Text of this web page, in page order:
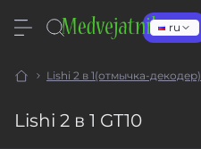
ru
Lishi 2 в 1(отмычка-декодер)
Lishi 2 в 1 GT10